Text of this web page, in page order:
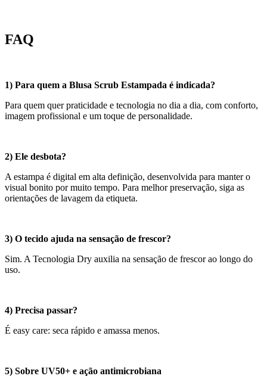
FAQ
1) Para quem a Blusa Scrub Estampada é indicada?
Para quem quer praticidade e tecnologia no dia a dia, com conforto,
imagem profissional e um toque de personalidade.
2) Ele desbota?
A estampa é digital em alta definição, desenvolvida para manter o
visual bonito por muito tempo. Para melhor preservação, siga as
orientações de lavagem da etiqueta.
3) O tecido ajuda na sensação de frescor?
Sim. A Tecnologia Dry auxilia na sensação de frescor ao longo do
uso.
4) Precisa passar?
É easy care: seca rápido e amassa menos.
5) Sobre UV50+ e ação antimicrobiana